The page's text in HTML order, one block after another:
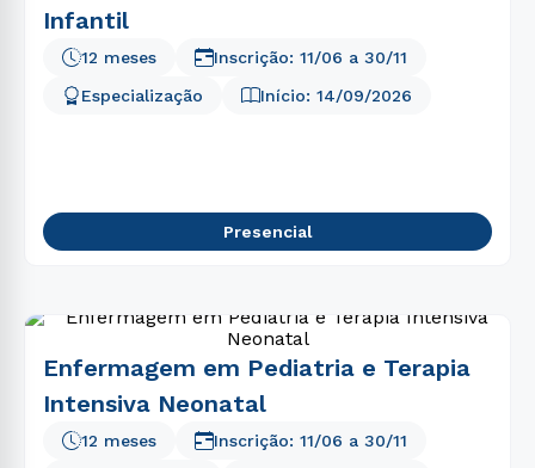
Infantil
Especialização
12 meses
Início: 14/09/2026
Inscrição: 11/06 a 30/11
Presencial
Enfermagem em Pediatria e Terapia
Intensiva Neonatal
12 meses
Inscrição: 11/06 a 30/11